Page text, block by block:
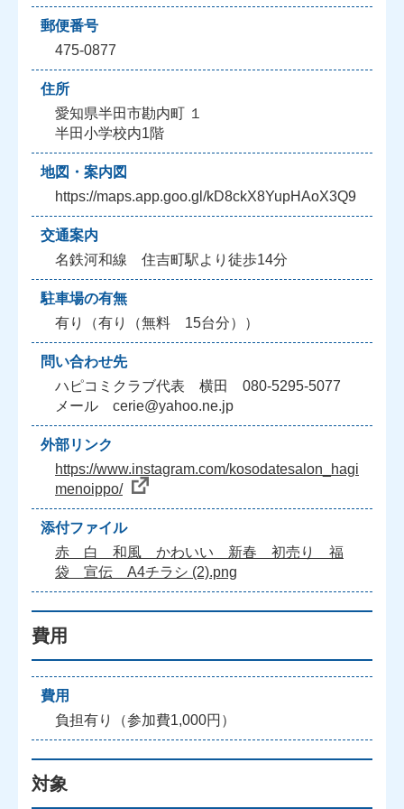
郵便番号
475-0877
住所
愛知県半田市勘内町 １
半田小学校内1階
地図・案内図
https://maps.app.goo.gl/kD8ckX8YupHAoX3Q9
交通案内
名鉄河和線 住吉町駅より徒歩14分
駐車場の有無
有り（有り（無料 15台分））
問い合わせ先
ハピコミクラブ代表 横田 080-5295-5077
メール cerie@yahoo.ne.jp
外部リンク
https://www.instagram.com/kosodatesalon_hagi
menoippo/
添付ファイル
赤 白 和風 かわいい 新春 初売り 福
袋 宣伝 A4チラシ (2).png
費用
費用
負担有り（参加費1,000円）
対象